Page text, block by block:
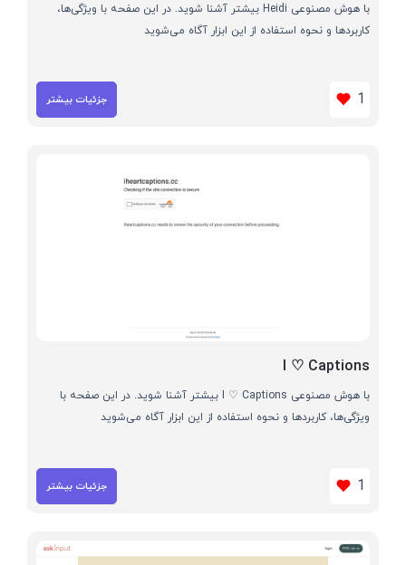
با هوش مصنوعی Heidi بیشتر آشنا شوید. در این صفحه با ویژگی‌ها،
کاربردها و نحوه استفاده از این ابزار آگاه می‌شوید
1 جزئیات بیشتر
I ♡ Captions
با هوش مصنوعی I ♡ Captions بیشتر آشنا شوید. در این صفحه با
ویژگی‌ها، کاربردها و نحوه استفاده از این ابزار آگاه می‌شوید
1 جزئیات بیشتر